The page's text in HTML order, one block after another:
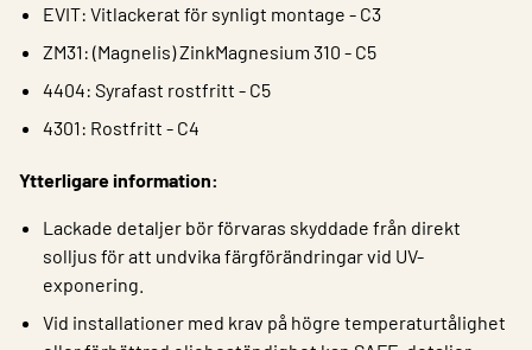
EVIT: Vitlackerat för synligt montage - C3
ZM31: (Magnelis) ZinkMagnesium 310 - C5
4404: Syrafast rostfritt - C5
4301: Rostfritt - C4
Ytterligare information:
Lackade detaljer bör förvaras skyddade från direkt
solljus för att undvika färgförändringar vid UV-
exponering.
Vid installationer med krav på högre temperaturtålighet